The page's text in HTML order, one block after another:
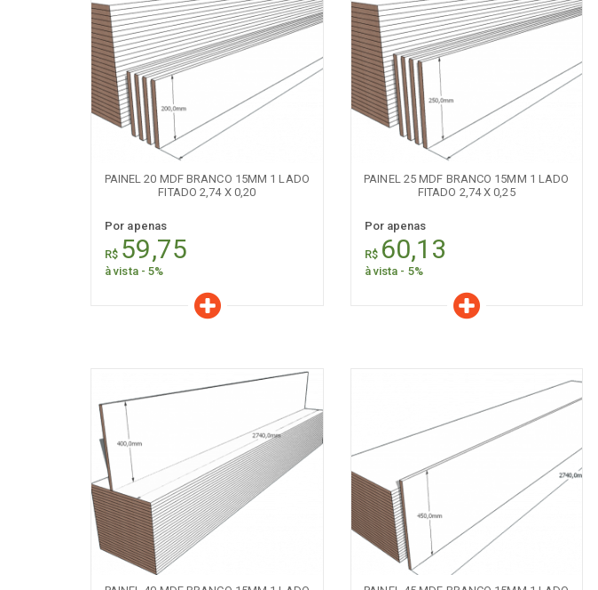
PAINEL 20 MDF BRANCO 15MM 1 LADO
FITADO 2,74 X 0,20
Por apenas
R$ 59,75
à vista - 5%
Características
Quantidade:
PAINEL 25 MDF BRANCO 15MM 1 LADO
FITADO 2,74 X 0,25
Por apenas
R$ 60,13
à vista - 5%
Características
Quantidade:
Características
Quantidade:
+
Características
Quantidade:
+